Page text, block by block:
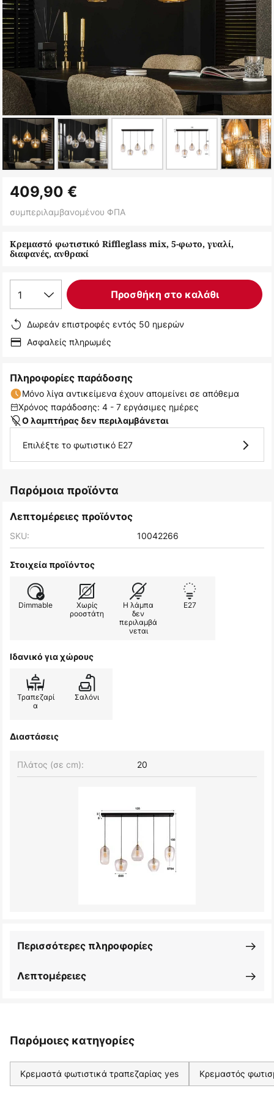
στην
αρχή
συλλογής
εικόνων
Κρεμαστό φωτιστικό Riffleglass mix, 5-φωτο, γυαλί,
διαφανές, ανθρακί
409,90 €
συμπεριλαμβανομένου ΦΠΑ
1 Προσθήκη στο καλάθι
Δωρεάν επιστροφές εντός 50 ημερών
Ασφαλείς πληρωμές
Πληροφορίες παράδοσης
Μόνο λίγα αντικείμενα έχουν απομείνει σε απόθεμα
Χρόνος παράδοσης: 4 - 7 εργάσιμες ημέρες
Ο λαμπτήρας δεν περιλαμβάνεται
Επιλέξτε το φωτιστικό E27
Παρόμοια προϊόντα
Λεπτομέρειες προϊόντος
SKU: 10042266
Στοιχεία προϊόντος
Dimmable
Χωρίς
ροοστάτη
Η λάμπα
δεν
περιλαμβά
νεται
E27
Ιδανικό για χώρους
Τραπεζαρί
α
Σαλόνι
Διαστάσεις
Πλάτος (σε cm): 20
Λεπτομέρειες
Περισσότερες πληροφορίες
Παρόμοιες κατηγορίες
Κρεμαστά φωτιστικά τραπεζαρίας yes Κρεμαστός